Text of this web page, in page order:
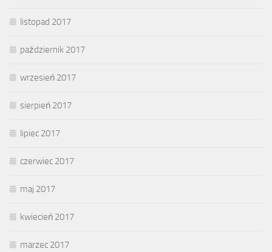
listopad 2017
październik 2017
wrzesień 2017
sierpień 2017
lipiec 2017
czerwiec 2017
maj 2017
kwiecień 2017
marzec 2017